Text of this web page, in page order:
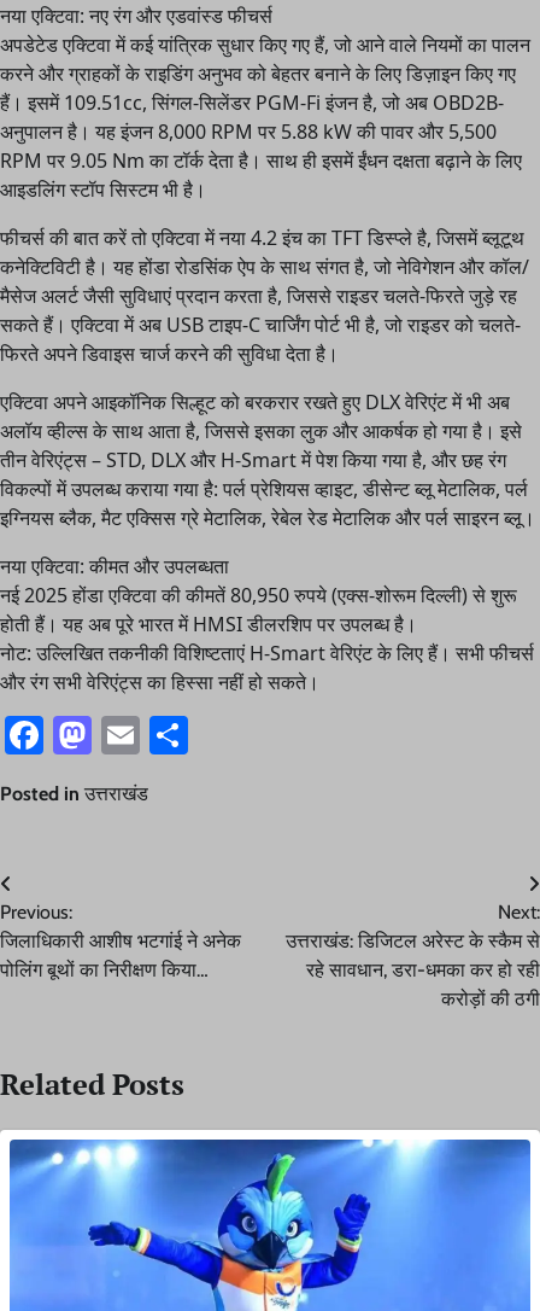
नया एक्टिवा: नए रंग और एडवांस्ड फीचर्स
अपडेटेड एक्टिवा में कई यांत्रिक सुधार किए गए हैं, जो आने वाले नियमों का पालन
करने और ग्राहकों के राइडिंग अनुभव को बेहतर बनाने के लिए डिज़ाइन किए गए
हैं। इसमें 109.51cc, सिंगल-सिलेंडर PGM-Fi इंजन है, जो अब OBD2B-
अनुपालन है। यह इंजन 8,000 RPM पर 5.88 kW की पावर और 5,500
RPM पर 9.05 Nm का टॉर्क देता है। साथ ही इसमें ईंधन दक्षता बढ़ाने के लिए
आइडलिंग स्टॉप सिस्टम भी है।
फीचर्स की बात करें तो एक्टिवा में नया 4.2 इंच का TFT डिस्प्ले है, जिसमें ब्लूटूथ
कनेक्टिविटी है। यह होंडा रोडसिंक ऐप के साथ संगत है, जो नेविगेशन और कॉल/
मैसेज अलर्ट जैसी सुविधाएं प्रदान करता है, जिससे राइडर चलते-फिरते जुड़े रह
सकते हैं। एक्टिवा में अब USB टाइप-C चार्जिंग पोर्ट भी है, जो राइडर को चलते-
फिरते अपने डिवाइस चार्ज करने की सुविधा देता है।
एक्टिवा अपने आइकॉनिक सिल्हूट को बरकरार रखते हुए DLX वेरिएंट में भी अब
अलॉय व्हील्स के साथ आता है, जिससे इसका लुक और आकर्षक हो गया है। इसे
तीन वेरिएंट्स – STD, DLX और H-Smart में पेश किया गया है, और छह रंग
विकल्पों में उपलब्ध कराया गया है: पर्ल प्रेशियस व्हाइट, डीसेन्ट ब्लू मेटालिक, पर्ल
इग्नियस ब्लैक, मैट एक्सिस ग्रे मेटालिक, रेबेल रेड मेटालिक और पर्ल साइरन ब्लू।
नया एक्टिवा: कीमत और उपलब्धता
नई 2025 होंडा एक्टिवा की कीमतें 80,950 रुपये (एक्स-शोरूम दिल्ली) से शुरू
होती हैं। यह अब पूरे भारत में HMSI डीलरशिप पर उपलब्ध है।
नोट: उल्लिखित तकनीकी विशिष्टताएं H-Smart वेरिएंट के लिए हैं। सभी फीचर्स
और रंग सभी वेरिएंट्स का हिस्सा नहीं हो सकते।
Facebook
Mastodon
Email
Posted in उत्तराखंड
Post
navigation
Previous:
जिलाधिकारी आशीष भटगांई ने अनेक
पोलिंग बूथों का निरीक्षण किया…
Next:
उत्तराखंड: डिजिटल अरेस्ट के स्कैम से
रहे सावधान, डरा-धमका कर हो रही
करोड़ों की ठगी
Related Posts